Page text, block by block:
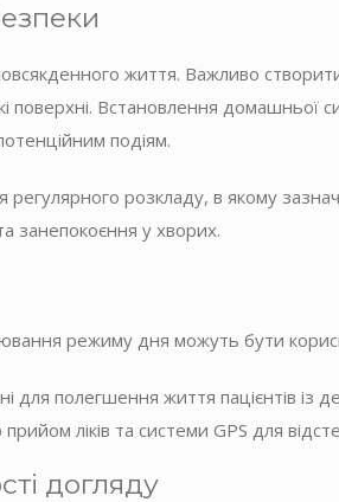
життя. Важливо
поверхні. Встановлення
подіям.
розкладу, в якому
занепокоєння у хворих.
режиму дня можуть бути
для полегшення життя пацієнтів
ліків та системи GPS для
догляду